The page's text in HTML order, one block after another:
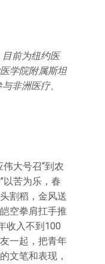
前为纽约医
学院附属斯坦
非洲医疗、
大号召“到农
以苦为乐，春
割稻，金风送
空拳肩扛手推
收入不到100
一起，把青年
文笔和表现，